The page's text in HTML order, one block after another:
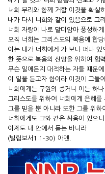
너희 무리와 함께 거할 이것을 확실
내가 다시 너희와 같이 있음으로 그
너희 자랑이 나로 말미암아 풍성하
오직 너희는 그리스도의 복음에 합
이는 내가 너희에게 가 보나 떠나 있
한 뜻으로 복음의 신앙을 위하여 협
무슨 일에든지 대적하는 자들 때문
이 일을 듣고자 함이라 이것이 그들
너희에게는 구원의 증거니 이는 하
그리스도를 위하여 너희에게 은혜를
그를 믿을 뿐 아니라 또한 그를 위하
너희에게도 그와 같은 싸움이 있으
이제도 내 안에서 듣는 바니라
(빌립보서1:1-30) 아멘.